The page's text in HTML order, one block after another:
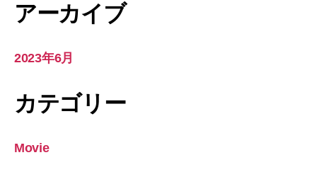
アーカイブ
2023年6月
カテゴリー
Movie